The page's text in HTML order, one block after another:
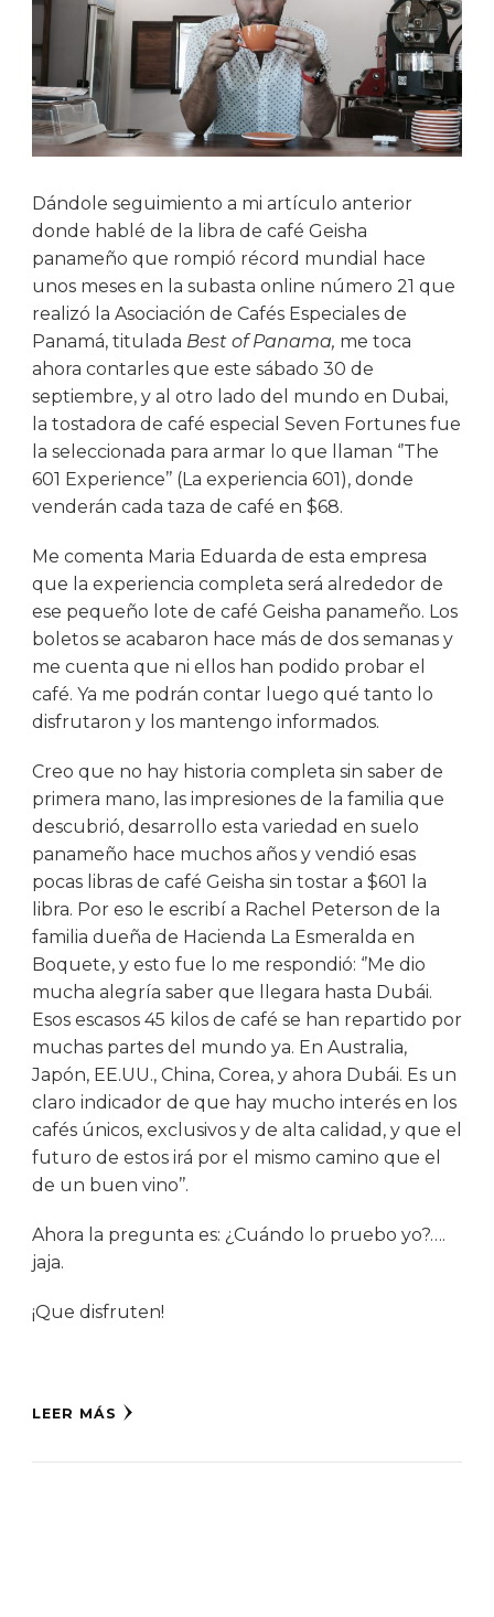
Dándole seguimiento a mi artículo anterior
donde hablé de la libra de café Geisha
panameño que rompió récord mundial hace
unos meses en la subasta online número 21 que
realizó la Asociación de Cafés Especiales de
Panamá, titulada Best of Panama, me toca
ahora contarles que este sábado 30 de
septiembre, y al otro lado del mundo en Dubai,
la tostadora de café especial Seven Fortunes fue
la seleccionada para armar lo que llaman ‘’The
601 Experience’’ (La experiencia 601), donde
venderán cada taza de café en $68.
Me comenta Maria Eduarda de esta empresa
que la experiencia completa será alrededor de
ese pequeño lote de café Geisha panameño. Los
boletos se acabaron hace más de dos semanas y
me cuenta que ni ellos han podido probar el
café. Ya me podrán contar luego qué tanto lo
disfrutaron y los mantengo informados.
Creo que no hay historia completa sin saber de
primera mano, las impresiones de la familia que
descubrió, desarrollo esta variedad en suelo
panameño hace muchos años y vendió esas
pocas libras de café Geisha sin tostar a $601 la
libra. Por eso le escribí a Rachel Peterson de la
familia dueña de Hacienda La Esmeralda en
Boquete, y esto fue lo me respondió: ‘’Me dio
mucha alegría saber que llegara hasta Dubái.
Esos escasos 45 kilos de café se han repartido por
muchas partes del mundo ya. En Australia,
Japón, EE.UU., China, Corea, y ahora Dubái. Es un
claro indicador de que hay mucho interés en los
cafés únicos, exclusivos y de alta calidad, y que el
futuro de estos irá por el mismo camino que el
de un buen vino’’.
Ahora la pregunta es: ¿Cuándo lo pruebo yo?….
jaja.
¡Que disfruten!
LEER MÁS